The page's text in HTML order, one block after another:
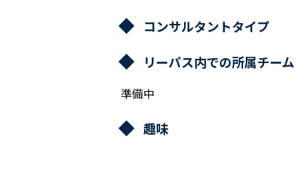
コンサルタントタイプ
リーパス内での所属チーム
準備中
趣味